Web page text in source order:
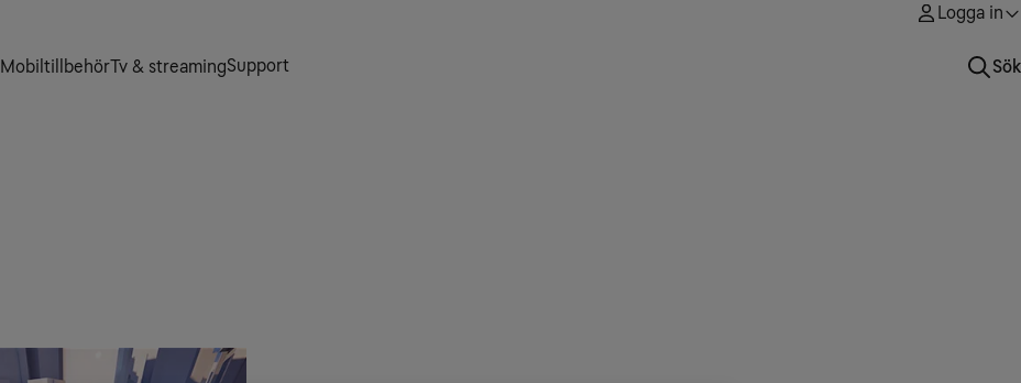
Logga in
MobiltillbehörTv & streamingSupport Sök